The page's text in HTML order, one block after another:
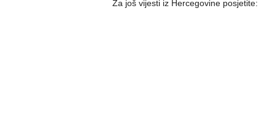
Za još vijesti iz Hercegovine posjetite: